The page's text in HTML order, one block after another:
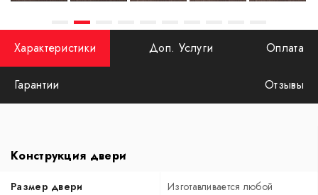
Характеристики Доп. Услуги Оплата
Гарантии Отзывы
Конструкция двери
Размер двери Изготавливается любой